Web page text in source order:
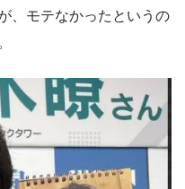
、モテなかったというの